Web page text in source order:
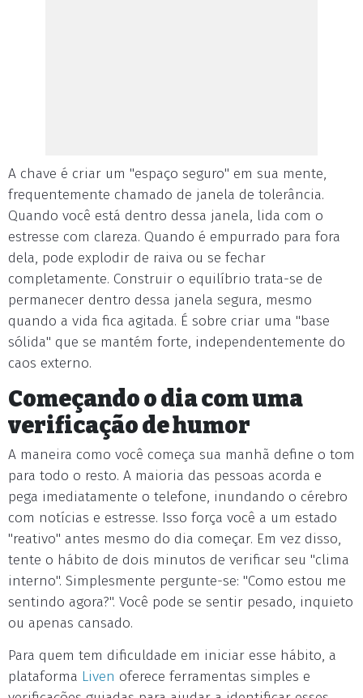
A chave é criar um "espaço seguro" em sua mente,
frequentemente chamado de janela de tolerância.
Quando você está dentro dessa janela, lida com o
estresse com clareza. Quando é empurrado para fora
dela, pode explodir de raiva ou se fechar
completamente. Construir o equilíbrio trata-se de
permanecer dentro dessa janela segura, mesmo
quando a vida fica agitada. É sobre criar uma "base
sólida" que se mantém forte, independentemente do
caos externo.
Começando o dia com uma
verificação de humor
A maneira como você começa sua manhã define o tom
para todo o resto. A maioria das pessoas acorda e
pega imediatamente o telefone, inundando o cérebro
com notícias e estresse. Isso força você a um estado
"reativo" antes mesmo do dia começar. Em vez disso,
tente o hábito de dois minutos de verificar seu "clima
interno". Simplesmente pergunte-se: "Como estou me
sentindo agora?". Você pode se sentir pesado, inquieto
ou apenas cansado.
Para quem tem dificuldade em iniciar esse hábito, a
plataforma Liven oferece ferramentas simples e